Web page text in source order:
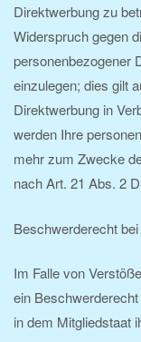
Direktwerbung zu
Widerspruch gegen
personenbezogener
einzulegen; dies gilt
Direktwerbung in
werden Ihre
mehr zum Zwecke
nach Art. 21 Abs. 2
Beschwerderecht
Im Falle von
ein
in dem Mitgliedstaat